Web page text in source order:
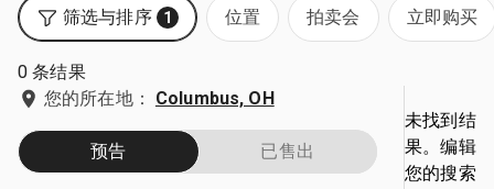
筛选与排序 1 位置 拍卖会 立即购买
0 条结果
您的所在地：
Columbus, OH
预告 已售出
未找到结
果。编辑
您的搜索